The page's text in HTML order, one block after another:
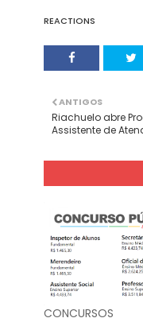
REACTIONS
ANTIGOS
Riachuelo abre
Assistente de
CONCURSOS